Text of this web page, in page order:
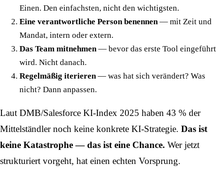
Einen. Den einfachsten, nicht den wichtigsten.
Eine verantwortliche Person benennen— mit Zeit und
Mandat, intern oder extern.
Das Team mitnehmen— bevor das erste Tool eingeführt
wird. Nicht danach.
Regelmäßig iterieren— was hat sich verändert? Was
nicht? Dann anpassen.
Laut DMB/Salesforce KI-Index 2025 haben 43 % der
Mittelständler noch keine konkrete KI-Strategie. Das ist
keine Katastrophe — das ist eine Chance. Wer jetzt
strukturiert vorgeht, hat einen echten Vorsprung.